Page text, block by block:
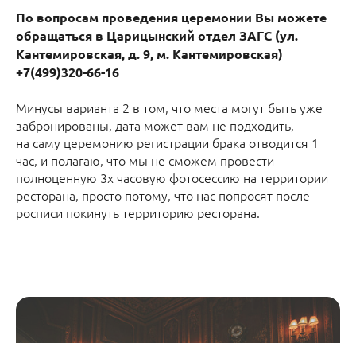
По вопросам проведения церемонии Вы можете
обращаться в Царицынский отдел ЗАГС (ул.
Кантемировская, д. 9, м. Кантемировская)
+7(499)320-66-16
Минусы варианта 2 в том, что места могут быть уже
забронированы, дата может вам не подходить,
на саму церемонию регистрации брака отводится 1
час, и полагаю, что мы не сможем провести
полноценную 3х часовую фотосессию на территории
ресторана, просто потому, что нас попросят после
росписи покинуть территорию ресторана.